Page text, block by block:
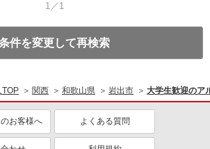
1／1
件を変更して再検索
TOP 関西 和歌山県 岩出市 大学生歓迎のア
お客様へ よくある質問